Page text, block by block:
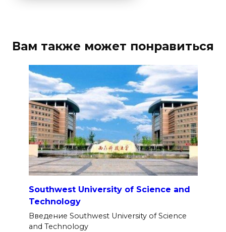
Вам также может понравиться
Southwest University of Science and
Technology
Введение Southwest University of Science
and Technology